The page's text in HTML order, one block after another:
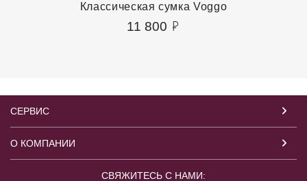
Классическая сумка Voggo
11 800
СЕРВИС
О КОМПАНИИ
СВЯЖИТЕСЬ С НАМИ: